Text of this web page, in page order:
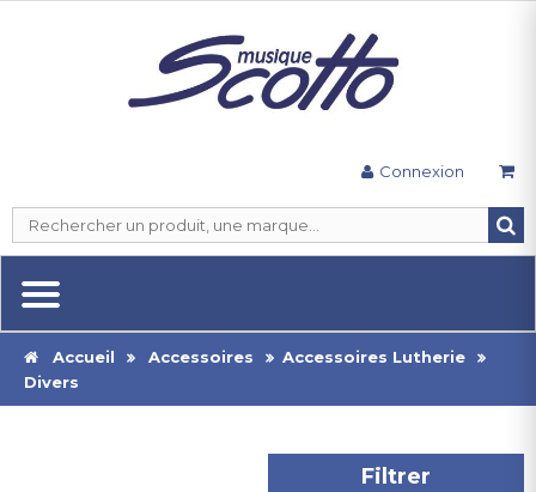
Connexion
Accueil Accessoires
Accessoires Lutherie
Divers
Filtrer